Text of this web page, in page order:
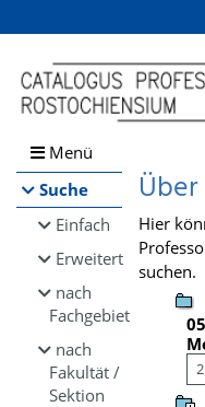
Browsen
direkt zum Inhalt
Menü
Suche
Einfach
Erweitert
nach
Fachgebiet
nach
Fakultät /
Sektion
Hier
suchen.